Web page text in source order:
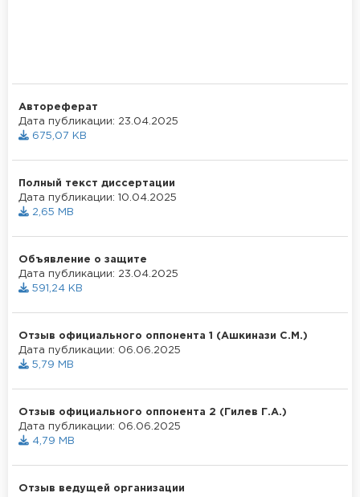
Автореферат
Дата публикации: 23.04.2025
675,07 KB
Полный текст диссертации
Дата публикации: 10.04.2025
2,65 MB
Объявление о защите
Дата публикации: 23.04.2025
591,24 KB
Отзыв официального оппонента 1 (Ашкинази С.М.)
Дата публикации: 06.06.2025
5,79 MB
Отзыв официального оппонента 2 (Гилев Г.А.)
Дата публикации: 06.06.2025
4,79 MB
Отзыв ведущей организации